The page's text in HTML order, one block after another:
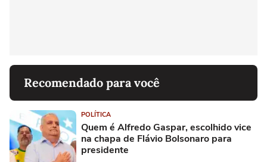
Recomendado para você
POLÍTICA
Quem é Alfredo Gaspar, escolhido vice
na chapa de Flávio Bolsonaro para
presidente